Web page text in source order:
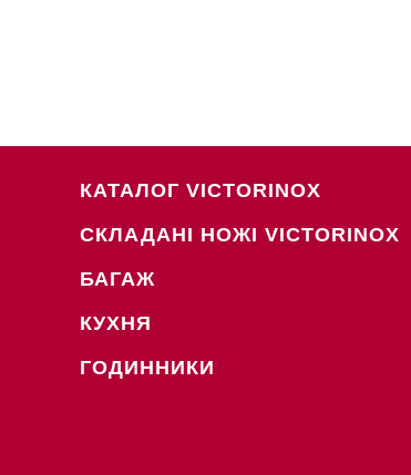
КАТАЛОГ VICTORINOX
СКЛАДАНІ НОЖІ VICTORINOX
БАГАЖ
КУХНЯ
ГОДИННИКИ